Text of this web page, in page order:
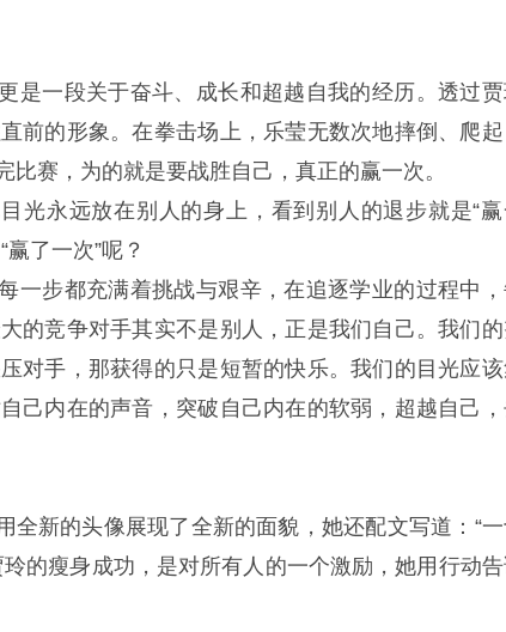
是一段关于奋斗、成长和超越自我的经历。透过
前的形象。在拳击场上，乐莹无数次地摔倒、爬起
赛，为的就是要战胜自己，真正的赢一次。
光永远放在别人的身上，看到别人的退步就是“赢
了一次”呢？
一步都充满着挑战与艰辛，在追逐学业的过程中
的竞争对手其实不是别人，正是我们自己。我们
对手，那获得的只是短暂的快乐。我们的目光应
己内在的声音，突破自己内在的软弱，超越自己
新的头像展现了全新的面貌，她还配文写道：“一
的瘦身成功，是对所有人的一个激励，她用行动